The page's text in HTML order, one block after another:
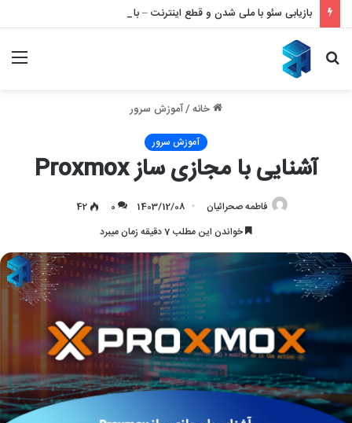
جستجو
خانه/آموزش سرور
آموزش سرور
آشنایی با مجازی ساز Proxmox
فاطمه صحرائیان 1403/12/08
0
42
خواندن این مطلب 7 دقیقه زمان میبرد